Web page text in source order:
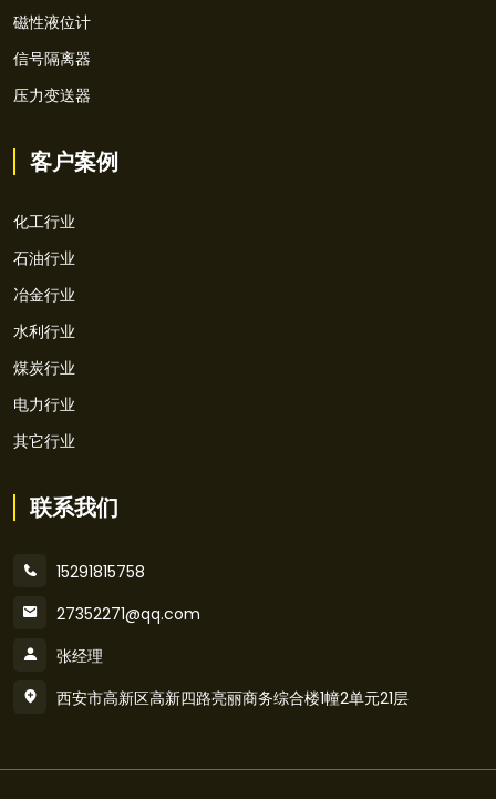
磁性液位计
信号隔离器
压力变送器
客户案例
化工行业
石油行业
冶金行业
水利行业
煤炭行业
电力行业
其它行业
联系我们
15291815758
27352271@qq.com
张经理
西安市高新区高新四路亮丽商务综合楼1幢2单元21层